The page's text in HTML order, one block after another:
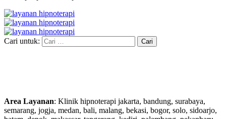
Cari untuk:
Area Layanan: Klinik hipnoterapi jakarta, bandung, surabaya,
semarang, jogja, medan, bali, malang, bekasi, bogor, solo, sidoarjo,